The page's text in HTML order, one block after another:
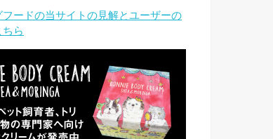
フードの当サイトの見解とユーザーの
ら